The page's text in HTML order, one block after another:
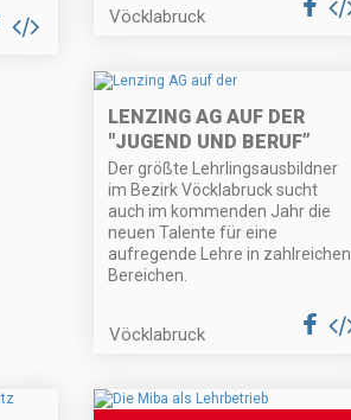
Vöcklabruck
LENZING AG AUF DER
"JUGEND UND BERUF”
Der größte Lehrlingsausbildner
im Bezirk Vöcklabruck sucht
auch im kommenden Jahr die
neuen Talente für eine
aufregende Lehre in zahlreichen
Bereichen.
Vöcklabruck